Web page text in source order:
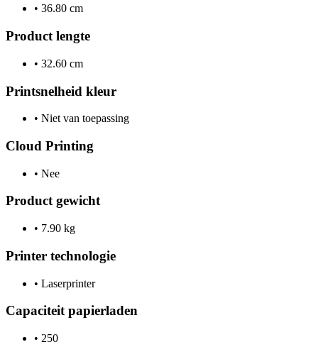
• 36.80 cm
Product lengte
• 32.60 cm
Printsnelheid kleur
• Niet van toepassing
Cloud Printing
• Nee
Product gewicht
• 7.90 kg
Printer technologie
• Laserprinter
Capaciteit papierladen
• 250